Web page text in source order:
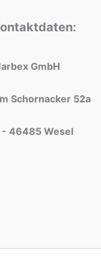
GmbH
Schornacker 52a
- 46485 Wesel